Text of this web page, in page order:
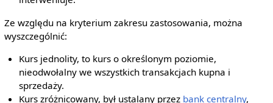
Ze względu na kryterium zakresu zastosowania, można
wyszczególnić:
Kurs jednolity, to kurs o określonym poziomie,
nieodwołalny we wszystkich transakcjach kupna i
sprzedaży.
Kurs zróżnicowany, był ustalany przez bank centralny,